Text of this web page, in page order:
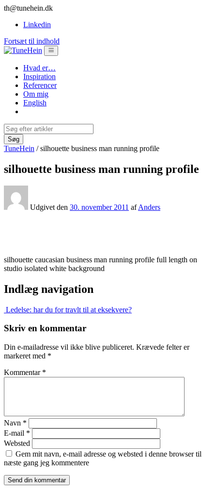
th@tunehein.dk
Linkedin
Fortsæt til indhold
Hvad er…
Inspiration
Referencer
Om mig
English
TuneHein /silhouette business man running profile
silhouette business man running profile
Udgivet den 30. november 2011 af Anders
silhouette caucasian business man running profile full length on
studio isolated white background
Indlæg navigation
Ledelse: har du for travlt til at eksekvere?
Skriv en kommentar
Din e-mailadresse vil ikke blive publiceret. Krævede felter er
markeret med *
Kommentar *
Navn *
E-mail *
Websted
Gem mit navn, e-mail adresse og websted i denne browser til
næste gang jeg kommentere